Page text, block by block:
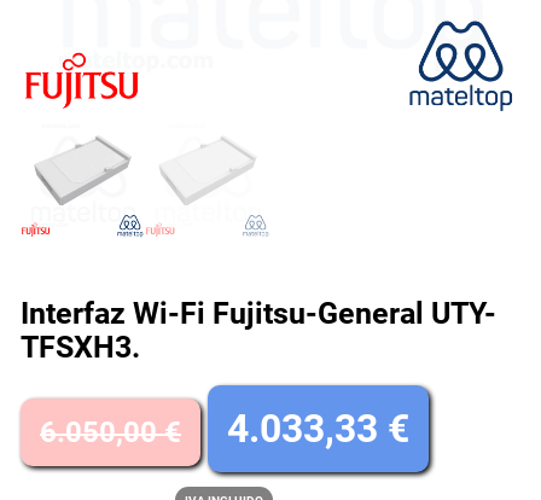
Interfaz Wi-Fi Fujitsu-General UTY-
TFSXH3.
6.050,00€
E
l
4.033,33 €
l